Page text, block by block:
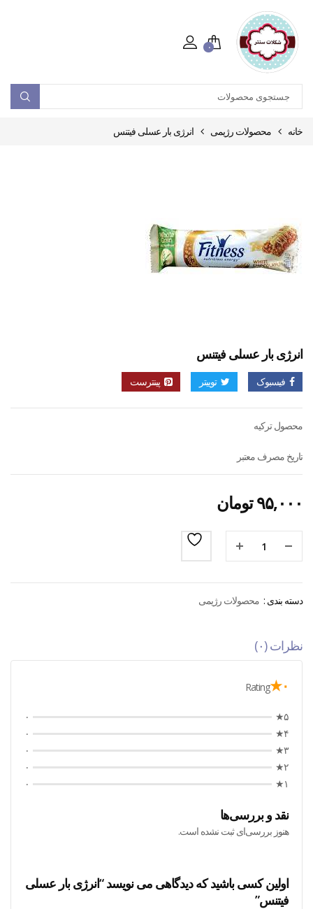
۰
خانه محصولات رژیمی انرژی بار عسلی فیتنس
انرژی بار عسلی فیتنس
فیسبوک توییتر پینترست
محصول ترکیه
تاریخ مصرف معتبر
۹۵,۰۰۰تومان
دسته بندی : محصولات رژیمی
نظرات (۰)
۰★ Rating
۵★
۰
۴★
۰
۳★
۰
۲★
۰
۱★
۰
نقد و بررسی‌ها
هنوز بررسی‌ای ثبت نشده است.
اولین کسی باشید که دیدگاهی می نویسد “انرژی بار عسلی
فیتنس”